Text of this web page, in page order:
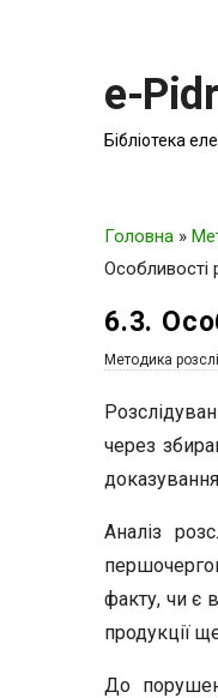
e-
Бібліотека
Головна »
Особливості
6.3.
Методика
через
Аналіз
факту, чи є
продукції
До